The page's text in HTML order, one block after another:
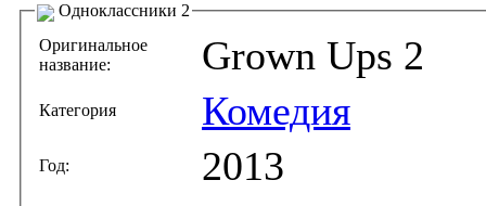
Одноклассники 2
Оригинальное
название:
Grown Ups 2
Категория Комедия
Год: 2013